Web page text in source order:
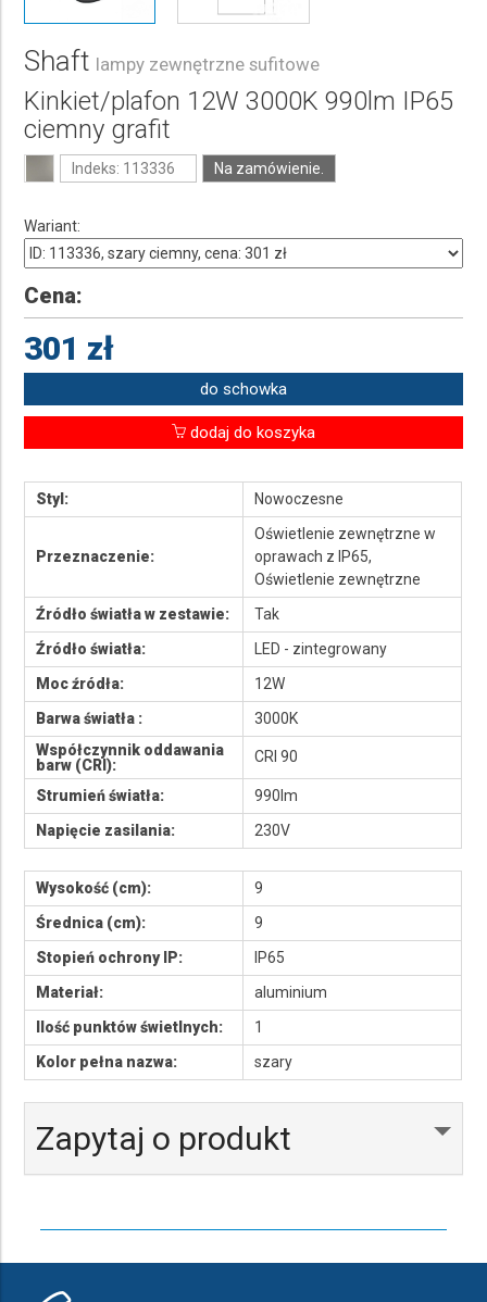
Shaft lampy zewnętrzne sufitowe
Kinkiet/plafon 12W 3000K 990lm IP65
ciemny grafit
Indeks: 113336 Na zamówienie.
Wariant:
Cena:
301 zł
do schowka
dodaj do koszyka
Styl: Nowoczesne
Przeznaczenie:
Oświetlenie zewnętrzne w
oprawach z IP65,
Oświetlenie zewnętrzne
Źródło światła w zestawie:
Tak
Źródło światła:
LED - zintegrowany
Moc źródła:
12W
Barwa światła :
3000K
Współczynnik oddawania
barw (CRI):
CRI 90
Strumień światła:
990lm
Napięcie zasilania:
230V
Wysokość (cm):
9
Średnica (cm):
9
Stopień ochrony IP:
IP65
Materiał:
aluminium
Ilość punktów świetlnych:
1
Kolor pełna nazwa:
szary
Zapytaj o produkt